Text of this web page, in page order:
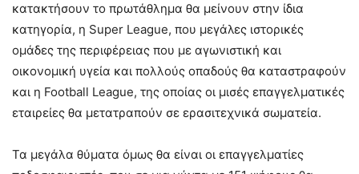
κατακτήσουν το πρωτάθλημα θα μείνουν στην ίδια
κατηγορία, η Super League, που μεγάλες ιστορικές
ομάδες της περιφέρειας που με αγωνιστική και
οικονομική υγεία και πολλούς οπαδούς θα καταστραφούν
και η Football League, της οποίας οι μισές επαγγελματικές
εταιρείες θα μετατραπούν σε ερασιτεχνικά σωματεία.
Τα μεγάλα θύματα όμως θα είναι οι επαγγελματίες